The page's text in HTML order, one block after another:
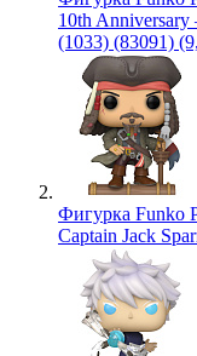
10th Anniversary
(1033) (83091)
Фигурка Funko
Captain Jack